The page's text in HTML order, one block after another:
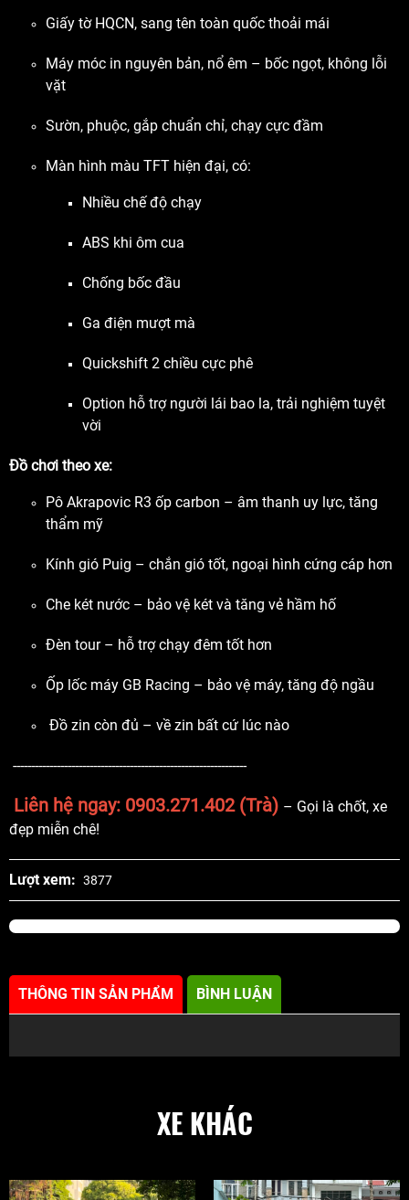
Giấy tờ HQCN, sang tên toàn quốc thoải mái
Máy móc in nguyên bản, nổ êm – bốc ngọt, không lỗi
vặt
Sườn, phuộc, gắp chuẩn chỉ, chạy cực đầm
Màn hình màu TFT hiện đại, có:
Nhiều chế độ chạy
ABS khi ôm cua
Chống bốc đầu
Ga điện mượt mà
Quickshift 2 chiều cực phê
Option hỗ trợ người lái bao la, trải nghiệm tuyệt
vời
Đồ chơi theo xe:
Pô Akrapovic R3 ốp carbon – âm thanh uy lực, tăng
thẩm mỹ
Kính gió Puig – chắn gió tốt, ngoại hình cứng cáp hơn
Che két nước – bảo vệ két và tăng vẻ hầm hố
Đèn tour – hỗ trợ chạy đêm tốt hơn
Ốp lốc máy GB Racing – bảo vệ máy, tăng độ ngầu
Đồ zin còn đủ – về zin bất cứ lúc nào
----------------------------------------------------------------
Liên hệ ngay: 0903.271.402 (Trà) – Gọi là chốt, xe
đẹp miễn chê!
Lượt xem: 3877
THÔNG TIN SẢN PHẨM BÌNH LUẬN
XE KHÁC